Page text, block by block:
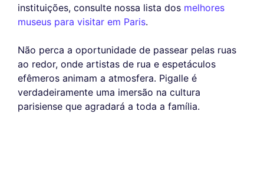
instituições, consulte nossa lista dos melhores
museus para visitar em Paris.
Não perca a oportunidade de passear pelas ruas
ao redor, onde artistas de rua e espetáculos
efêmeros animam a atmosfera. Pigalle é
verdadeiramente uma imersão na cultura
parisiense que agradará a toda a família.